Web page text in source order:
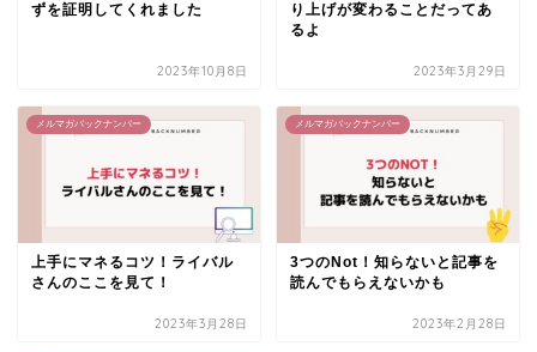
ずを証明してくれました
2023年10月8日
り上げが変わることだってあ
るよ
2023年3月29日
メルマガバックナンバー
上手にマネるコツ！ライバル
さんのここを見て！
2023年3月28日
メルマガバックナンバー
3つのNot！知らないと記事を
読んでもらえないかも
2023年2月28日